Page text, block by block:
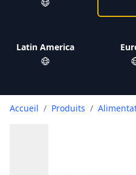
Latin America
Accueil / Produits /